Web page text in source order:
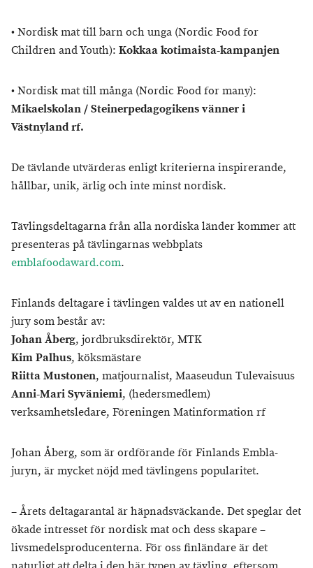
• Nordisk mat till barn och unga (Nordic Food for
Children and Youth): Kokkaa kotimaista-kampanjen
• Nordisk mat till många (Nordic Food for many):
Mikaelskolan / Steinerpedagogikens vänner i
Västnyland rf.
De tävlande utvärderas enligt kriterierna inspirerande,
hållbar, unik, ärlig och inte minst nordisk.
Tävlingsdeltagarna från alla nordiska länder kommer att
presenteras på tävlingarnas webbplats
emblafoodaward.com.
Finlands deltagare i tävlingen valdes ut av en nationell
jury som består av:
Johan Åberg, jordbruksdirektör, MTK
Kim Palhus, köksmästare
Riitta Mustonen, matjournalist, Maaseudun Tulevaisuus
Anni-Mari Syväniemi, (hedersmedlem)
verksamhetsledare, Föreningen Matinformation rf
Johan Åberg, som är ordförande för Finlands Embla-
juryn, är mycket nöjd med tävlingens popularitet.
– Årets deltagarantal är häpnadsväckande. Det speglar det
ökade intresset för nordisk mat och dess skapare –
livsmedelsproducenterna. För oss finländare är det